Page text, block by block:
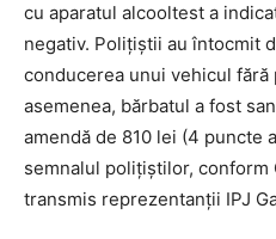
cu aparatul alcooltest a
negativ. Polițiștii au întocmit
conducerea unui vehicul
asemenea, bărbatul a fost
amendă de 810 lei (4 puncte
semnalul polițiștilor, conform
transmis reprezentanţii IPJ